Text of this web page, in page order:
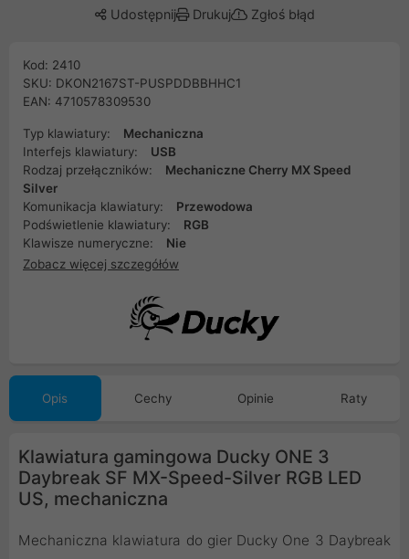
Udostępnij Drukuj Zgłoś błąd
Kod: 2410
SKU: DKON2167ST-PUSPDDBBHHC1
EAN: 4710578309530
Typ klawiatury:
Mechaniczna
Interfejs klawiatury:
USB
Rodzaj przełączników:
Mechaniczne Cherry MX Speed ​​
Silver
Komunikacja klawiatury:
Przewodowa
Podświetlenie klawiatury:
RGB
Klawisze numeryczne:
Nie
Zobacz więcej szczegółów
Opis Cechy Opinie Raty
Klawiatura gamingowa Ducky ONE 3
Daybreak SF MX-Speed-Silver RGB LED
US, mechaniczna
Mechaniczna klawiatura do gier Ducky One 3 Daybreak